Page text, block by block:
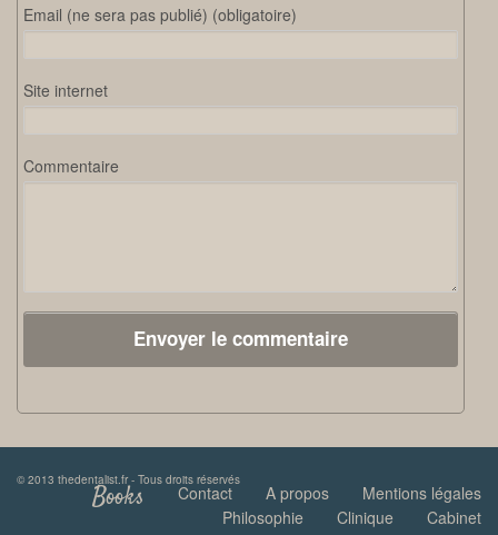
Email (ne sera pas publié) (obligatoire)
Site internet
Commentaire
© 2013 thedentalist.fr - Tous droits réservés
Mentions légales
A propos
Contact
Books
Cabinet
Clinique
Philosophie